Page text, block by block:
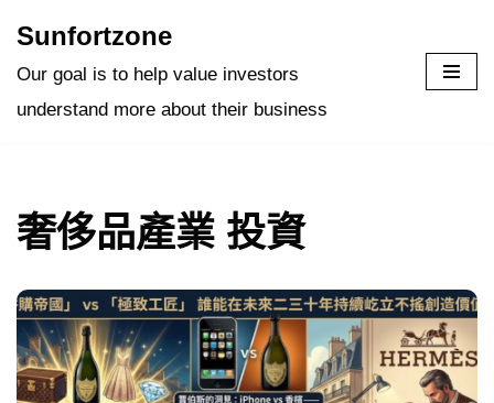
Skip
Sunfortzone
Our goal is to help value investors
understand more about their business
奢侈品產業 投資